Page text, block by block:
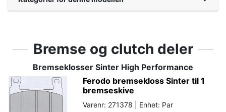
Bremse og clutch deler
Bremseklosser Sinter High Performance
Ferodo bremsekloss Sinter til 1
bremseskive
Varenr: 271378 | Enhet: Par